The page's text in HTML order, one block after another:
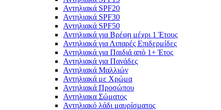
Αντηλιακά SPF20
Αντηλιακά SPF30
Αντηλιακά SPF50
Αντηλιακά για Βρέφη μέχρι 1 Έτους
Αντηλιακά για Λιπαρές Επιδερμίδες
Αντηλιακά για Παιδιά από 1+ Έτος
Αντηλιακά για Πανάδες
Αντηλιακά Μαλλιών
Αντηλιακά με Χρώμα
Αντηλιακά Προσώπου
Αντηλιακα Σώματος
Αντηλιακό λάδι μαυρίσματος